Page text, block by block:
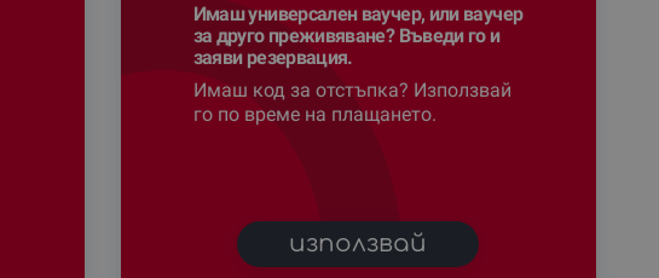
Имаш универсален ваучер, или ваучер
за друго преживяване? Въведи го и
заяви резервация.
Имаш код за отстъпка? Използвай
го по време на плащането.
използвай